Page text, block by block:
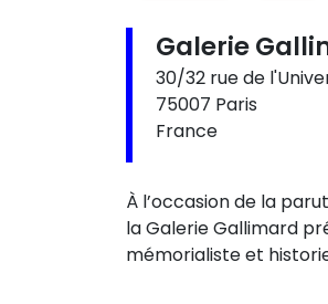
Galerie
30/32 rue de
75007 Paris
France
À l’occasion de la
la Galerie Gallimard
mémorialiste et